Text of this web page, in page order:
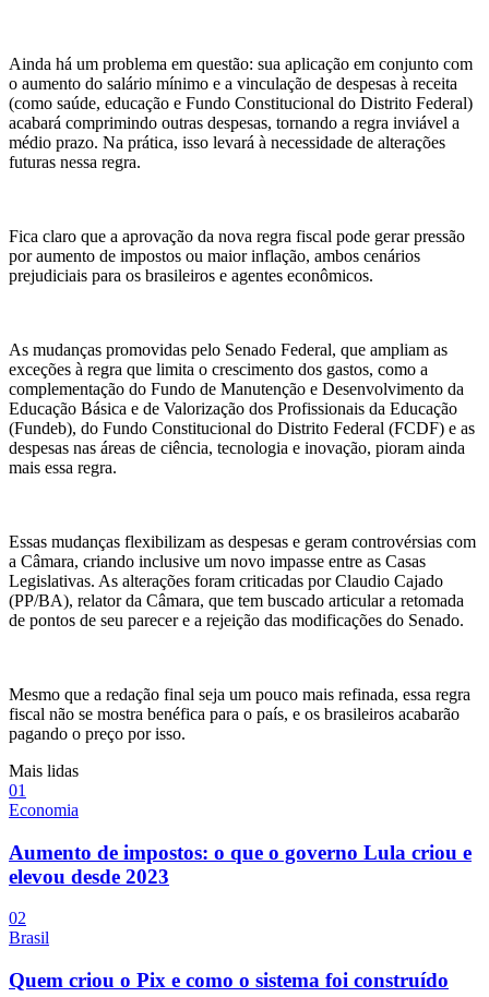
Ainda há um problema em questão: sua aplicação em conjunto com
o aumento do salário mínimo e a vinculação de despesas à receita
(como saúde, educação e Fundo Constitucional do Distrito Federal)
acabará comprimindo outras despesas, tornando a regra inviável a
médio prazo. Na prática, isso levará à necessidade de alterações
futuras nessa regra.
Fica claro que a aprovação da nova regra fiscal pode gerar pressão
por aumento de impostos ou maior inflação, ambos cenários
prejudiciais para os brasileiros e agentes econômicos.
As mudanças promovidas pelo Senado Federal, que ampliam as
exceções à regra que limita o crescimento dos gastos, como a
complementação do Fundo de Manutenção e Desenvolvimento da
Educação Básica e de Valorização dos Profissionais da Educação
(Fundeb), do Fundo Constitucional do Distrito Federal (FCDF) e as
despesas nas áreas de ciência, tecnologia e inovação, pioram ainda
mais essa regra.
Essas mudanças flexibilizam as despesas e geram controvérsias com
a Câmara, criando inclusive um novo impasse entre as Casas
Legislativas. As alterações foram criticadas por Claudio Cajado
(PP/BA), relator da Câmara, que tem buscado articular a retomada
de pontos de seu parecer e a rejeição das modificações do Senado.
Mesmo que a redação final seja um pouco mais refinada, essa regra
fiscal não se mostra benéfica para o país, e os brasileiros acabarão
pagando o preço por isso.
Mais lidas
01
Economia
Aumento de impostos: o que o governo Lula criou e
elevou desde 2023
02
Brasil
Quem criou o Pix e como o sistema foi construído